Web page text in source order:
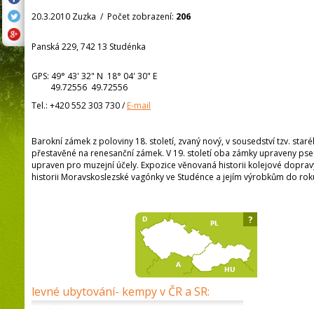
20.3.2010 Zuzka / Počet zobrazení: 206
Panská 229, 742 13 Studénka
GPS: 49° 43' 32" N 18° 04' 30" E
49.72556 49.72556
Tel.: +420 552 303 730/E-mail
Barokní zámek z poloviny 18. století, zvaný nový, v sousedství tzv.
přestavěné na renesanční zámek. V 19. století oba zámky upraveny
upraven pro muzejní účely. Expozice věnovaná historii kolejové
historii Moravskoslezské vagónky ve Studénce a jejím výrobkům do
levné ubytování- kempy v ČR a SR:
?